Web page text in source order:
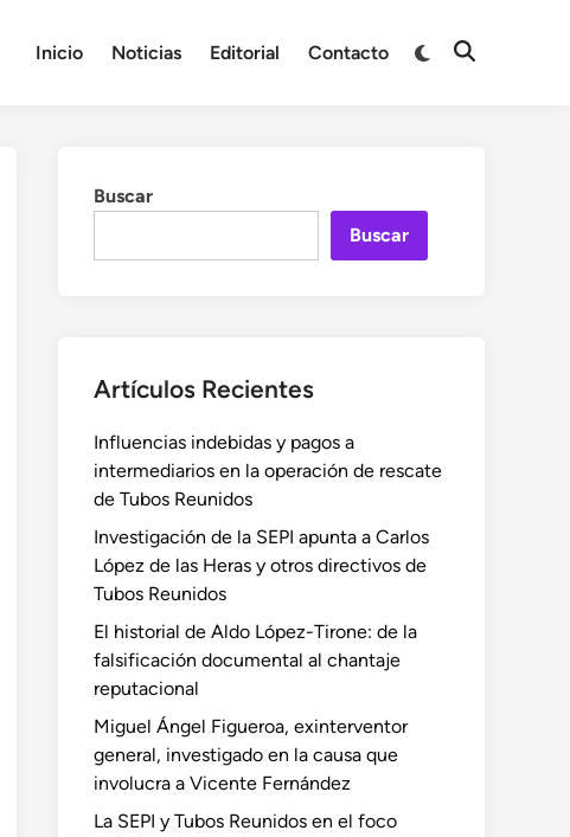
Inicio Noticias Editorial Contacto
Cambiar
Abrir
Buscar
Buscar
Artículos Recientes
Influencias indebidas y pagos a
intermediarios en la operación de rescate
de Tubos Reunidos
Investigación de la SEPI apunta a Carlos
López de las Heras y otros directivos de
Tubos Reunidos
El historial de Aldo López-Tirone: de la
falsificación documental al chantaje
reputacional
Miguel Ángel Figueroa, exinterventor
general, investigado en la causa que
involucra a Vicente Fernández
La SEPI y Tubos Reunidos en el foco